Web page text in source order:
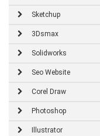
Sketchup
3Dsmax
Solidworks
Seo Website
Corel Draw
Photoshop
Illustrator